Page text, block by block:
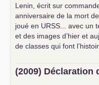
Lenin, écrit sur
anniversaire de la mort
joué en URSS ... avec un
et des images d’hier et
de classes qui font
(2009) Déclaration